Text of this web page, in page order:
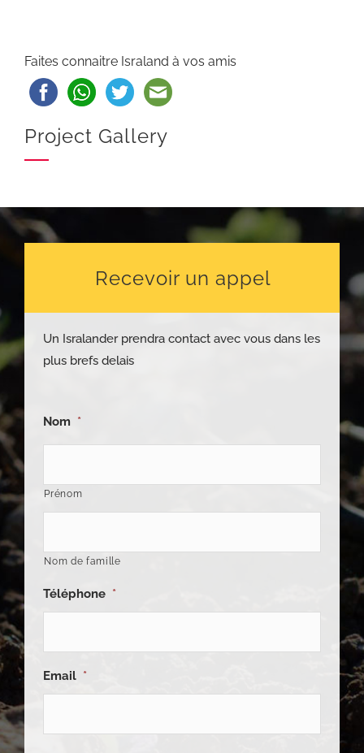
Faites connaitre Israland à vos amis
Project Gallery
Recevoir un appel
Un Isralander prendra contact avec vous dans les
plus brefs delais
Nom *
Prénom
Nom de famille
Téléphone *
Email *